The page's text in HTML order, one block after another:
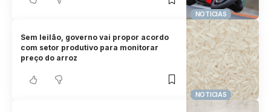
NOTICIAS
NOTICIAS
Sem leilão, governo vai propor acordo
com setor produtivo para monitorar
preço do arroz